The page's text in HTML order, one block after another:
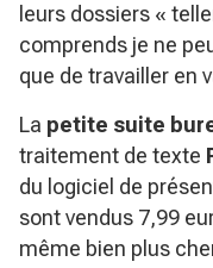
leurs dossiers «
comprends je ne
que de travailler en
La petite suite
traitement de texte
du logiciel de
sont vendus 7,99
même bien plus